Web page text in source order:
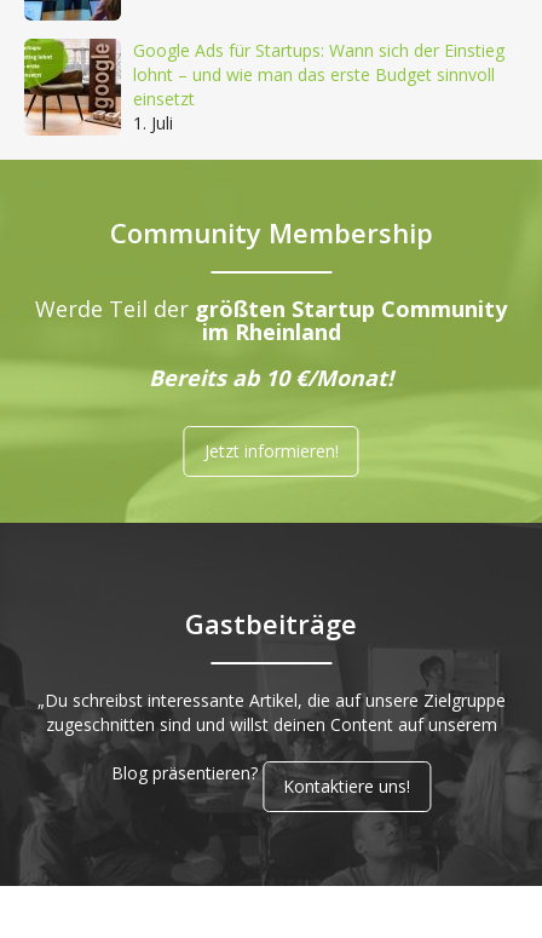
Google Ads für Startups: Wann sich der Einstieg
lohnt – und wie man das erste Budget sinnvoll
einsetzt
1. Juli
Community Membership
Werde Teil der größten Startup Community
im Rheinland
Bereits ab 10 €/Monat!
Jetzt informieren!
Gastbeiträge
„Du schreibst interessante Artikel, die auf unsere Zielgruppe
zugeschnitten sind und willst deinen Content auf unserem
Blog präsentieren?
Kontaktiere uns!